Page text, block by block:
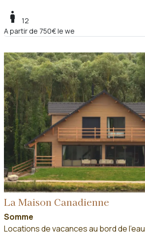
boy
12
A partir de 750€ le we
La Maison Canadienne
Somme
Locations de vacances au bord de l'eau